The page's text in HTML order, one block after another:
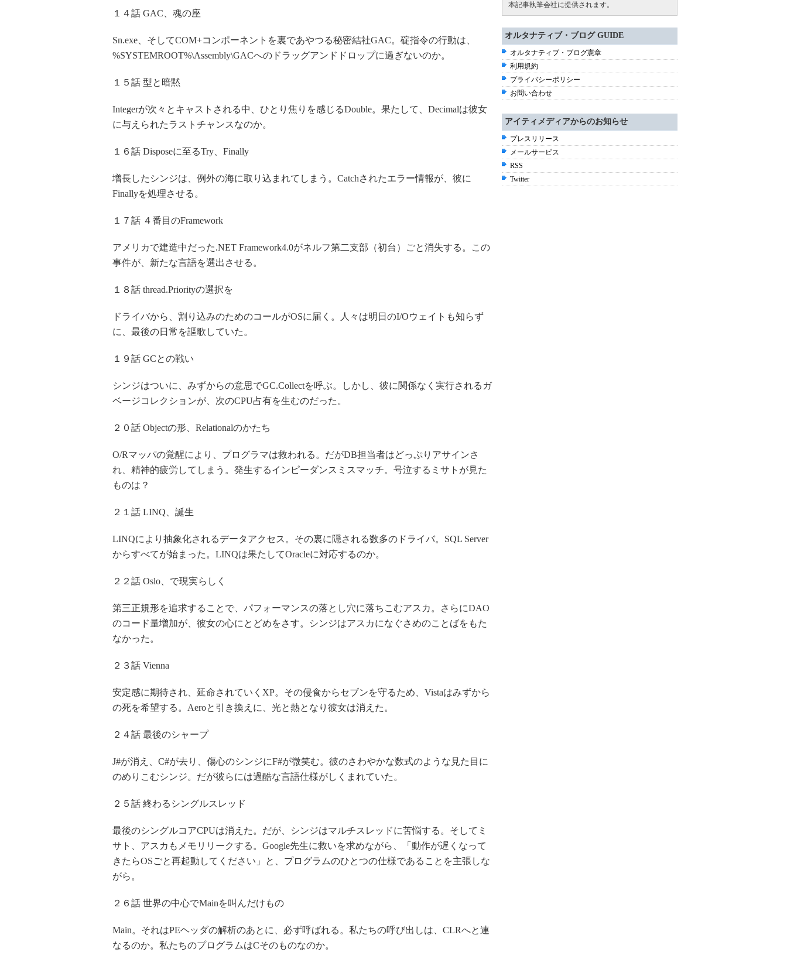
１４話 GAC、魂の座
Sn.exe、そしてCOM+コンポーネントを裏であやつる秘密結社GAC。碇指令の行動は、
%SYSTEMROOT%\Assembly\GACへのドラッグアンドドロップに過ぎないのか。
１５話 型と暗黙
Integerが次々とキャストされる中、ひとり焦りを感じるDouble。果たして、Decimalは彼女
に与えられたラストチャンスなのか。
１６話 Disposeに至るTry、Finally
増長したシンジは、例外の海に取り込まれてしまう。Catchされたエラー情報が、彼に
Finallyを処理させる。
１７話 ４番目のFramework
アメリカで建造中だった.NET Framework4.0がネルフ第二支部（初台）ごと消失する。この
事件が、新たな言語を選出させる。
１８話 thread.Priorityの選択を
ドライバから、割り込みのためのコールがOSに届く。人々は明日のI/Oウェイトも知らず
に、最後の日常を謳歌していた。
１９話 GCとの戦い
シンジはついに、みずからの意思でGC.Collectを呼ぶ。しかし、彼に関係なく実行されるガ
ベージコレクションが、次のCPU占有を生むのだった。
２０話 Objectの形、Relationalのかたち
O/Rマッパの覚醒により、プログラマは救われる。だがDB担当者はどっぷりアサインさ
れ、精神的疲労してしまう。発生するインピーダンスミスマッチ。号泣するミサトが見た
ものは？
２１話 LINQ、誕生
LINQにより抽象化されるデータアクセス。その裏に隠される数多のドライバ。SQL Server
からすべてが始まった。LINQは果たしてOracleに対応するのか。
２２話 Oslo、で現実らしく
第三正規形を追求することで、パフォーマンスの落とし穴に落ちこむアスカ。さらにDAO
のコード量増加が、彼女の心にとどめをさす。シンジはアスカになぐさめのことばをもた
なかった。
２３話 Vienna
安定感に期待され、延命されていくXP。その侵食からセブンを守るため、Vistaはみずから
の死を希望する。Aeroと引き換えに、光と熱となり彼女は消えた。
２４話 最後のシャープ
J#が消え、C#が去り、傷心のシンジにF#が微笑む。彼のさわやかな数式のような見た目に
のめりこむシンジ。だが彼らには過酷な言語仕様がしくまれていた。
２５話 終わるシングルスレッド
最後のシングルコアCPUは消えた。だが、シンジはマルチスレッドに苦悩する。そしてミ
サト、アスカもメモリリークする。Google先生に救いを求めながら、「動作が遅くなって
きたらOSごと再起動してください」と、プログラムのひとつの仕様であることを主張しな
がら。
２６話 世界の中心でMainを叫んだけもの
Main。それはPEヘッダの解析のあとに、必ず呼ばれる。私たちの呼び出しは、CLRへと連
なるのか。私たちのプログラムはCそのものなのか。
本記事執筆会社に提供されます。
オルタナティブ・ブログ GUIDE
オルタナティブ・ブログ憲章
利用規約
プライバシーポリシー
お問い合わせ
アイティメディアからのお知らせ
プレスリリース
メールサービス
RSS
Twitter